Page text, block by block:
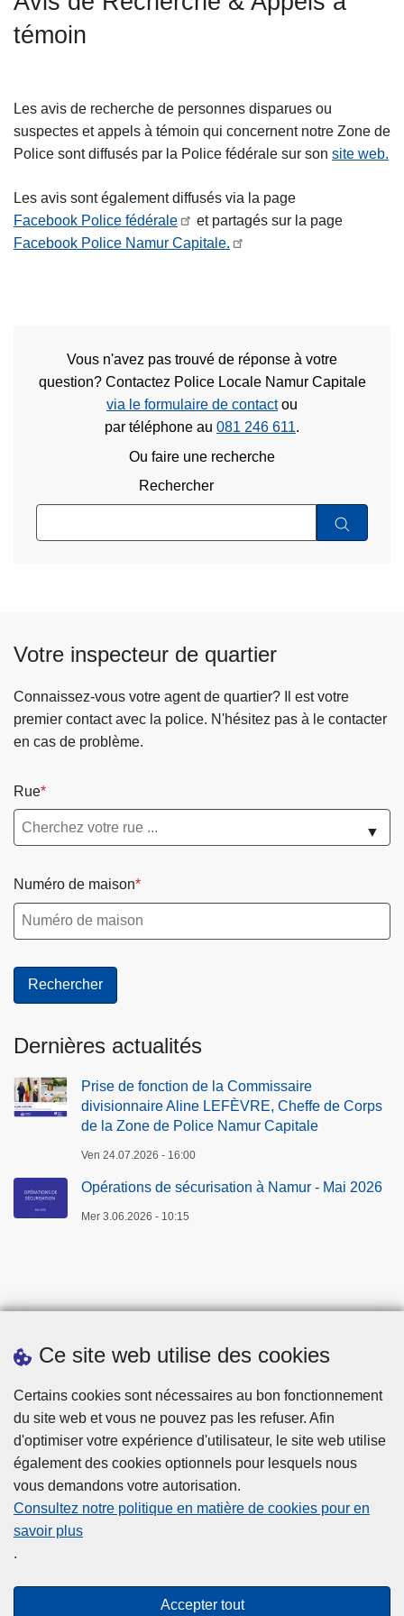
Ce site web utilise des cookies
Certains cookies sont nécessaires au bon fonctionnement
du site web et vous ne pouvez pas les refuser. Afin
d'optimiser votre expérience d'utilisateur, le site web utilise
également des cookies optionnels pour lesquels nous
vous demandons votre autorisation.
Consultez notre politique en matière de cookies pour en
savoir plus
.
Accepter tout
témoin
Les avis de recherche de personnes disparues ou
suspectes et appels à témoin qui concernent notre Zone de
Police sont diffusés par la Police fédérale sur son site web.
Les avis sont également diffusés via la page
Facebook Police fédérale
et partagés sur la page
Facebook Police Namur Capitale.
Vous n'avez pas trouvé de réponse à votre
question? Contactez Police Locale Namur Capitale
via le formulaire de contactou
par téléphone au 081 246 611.
Ou faire une recherche
Rechercher
Votre inspecteur de quartier
Connaissez-vous votre agent de quartier? Il est votre
premier contact avec la police. N'hésitez pas à le contacter
en cas de problème.
Rue
▼
Numéro de maison
Dernières actualités
Prise de fonction de la Commissaire
divisionnaire Aline LEFÈVRE, Cheffe de Corps
de la Zone de Police Namur Capitale
Ven 24.07.2026 - 16:00
Opérations de sécurisation à Namur - Mai 2026
Mer 3.06.2026 - 10:15
Téléchargements
Cookies